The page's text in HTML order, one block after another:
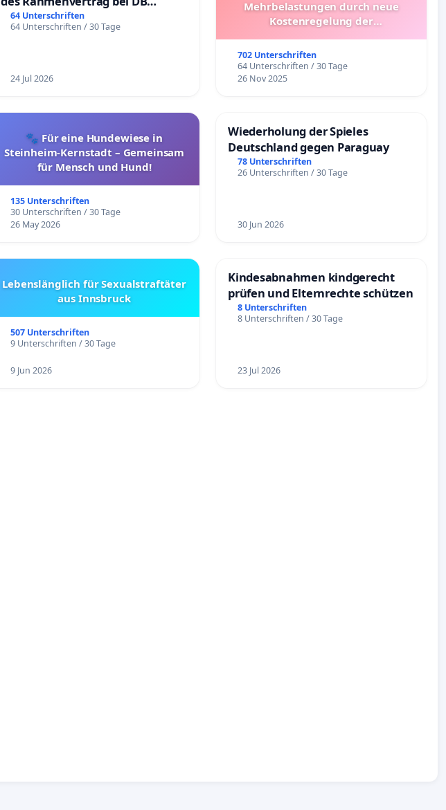
Fahrwegdienste Gmbh
64 Unterschriften
64 Unterschriften / 30 Tage
24 Jul 2026
Mehrbelastungen durch neue
Kostenregelung der
Überprüfung und Alternativen
702 Unterschriften
64 Unterschriften / 30 Tage
26 Nov 2025
🐾 Für eine Hundewiese in
Steinheim-Kernstadt – Gemeinsam
für Mensch und Hund!
135 Unterschriften
30 Unterschriften / 30 Tage
26 May 2026
Wiederholung der Spieles
Deutschland gegen Paraguay
78 Unterschriften
26 Unterschriften / 30 Tage
30 Jun 2026
Lebenslänglich für Sexualstraftäter
aus Innsbruck
507 Unterschriften
9 Unterschriften / 30 Tage
9 Jun 2026
Kindesabnahmen kindgerecht
prüfen und Elternrechte schützen
8 Unterschriften
8 Unterschriften / 30 Tage
23 Jul 2026